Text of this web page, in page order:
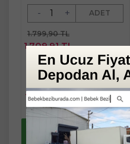
- + ADET
1.799,90 TL
1.709,91 TL
Fast/Eft %3
indirimli
1.799,90 TL
1.658,61 TL
Sepete
Ekle
Yaz Fırsatlarını
kaçırma !